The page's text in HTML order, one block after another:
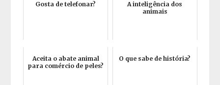
Gosta de telefonar?
A inteligência dos
animais
Aceita o abate animal
para comércio de peles?
O que sabe de história?